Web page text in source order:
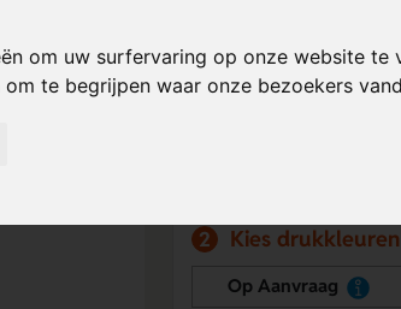
om uw surfervaring op onze website te
te begrijpen waar onze bezoekers
Bereken mijn
2 Kies drukkleuren
Op Aanvraag